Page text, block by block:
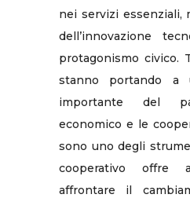
nei servizi essenziali,
dell’innovazione
protagonismo civico.
stanno portando a
importante del
economico e le
sono uno degli
cooperativo offre
affrontare il